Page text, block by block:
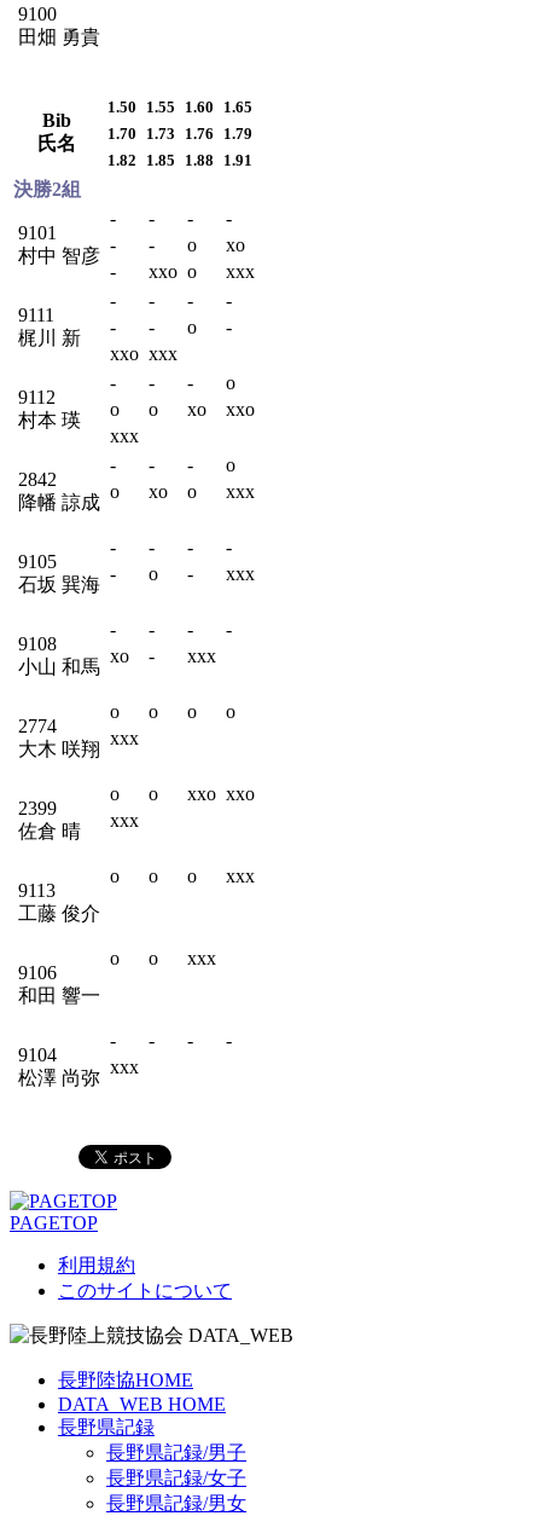
9100
田畑 勇貴
Bib
氏名
1.50 1.55 1.60
1.65
1.70
1.73 1.76
1.79
1.82
1.85 1.88 1.91
決勝2組
9101
村中 智彦
- - -
-
-
- o
xo
-
xxo o xxx
9111
梶川 新
- - -
-
-
- o
-
xxo xxx
9112
村本 瑛
- - -
o
o
o xo
xxo
xxx
2842
降幡 諒成
- - -
o
o
xo o xxx
9105
石坂 巽海
- - -
-
-
o - xxx
9108
小山 和馬
- - -
-
xo
- xxx
2774
大木 咲翔
o o o
o
xxx
2399
佐倉 晴
o o xxo xxo
xxx
9113
工藤 俊介
o o o xxx
9106
和田 響一
o o xxx
9104
松澤 尚弥
- - -
-
xxx
PAGETOP
利用規約
このサイトについて
長野陸協HOME
DATA_WEB HOME
長野県記録
長野県記録/男子
長野県記録/女子
長野県記録/男女